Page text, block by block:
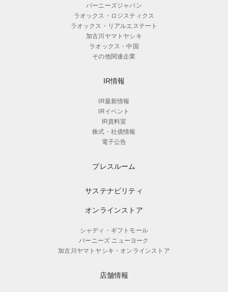
バーニーズジャパン
ラオックス・ロジスティクス
ラオックス・リアルエステート
加古川ヤマトヤシキ
ラオックス・中国
その他関連企業
IR情報
IR最新情報
IRイベント
IR資料室
株式・社債情報
電子公告
プレスルーム
サステナビリティ
オンラインストア
シャディ・ギフトモール
バーニーズ ニューヨーク
加古川ヤマトヤシキ・オンラインストア
店舗情報